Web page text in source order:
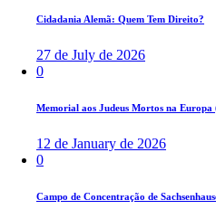
Cidadania Alemã: Quem Tem Direito?
27 de July de 2026
0
Memorial aos Judeus Mortos na
12 de January de 2026
0
Campo de Concentração de